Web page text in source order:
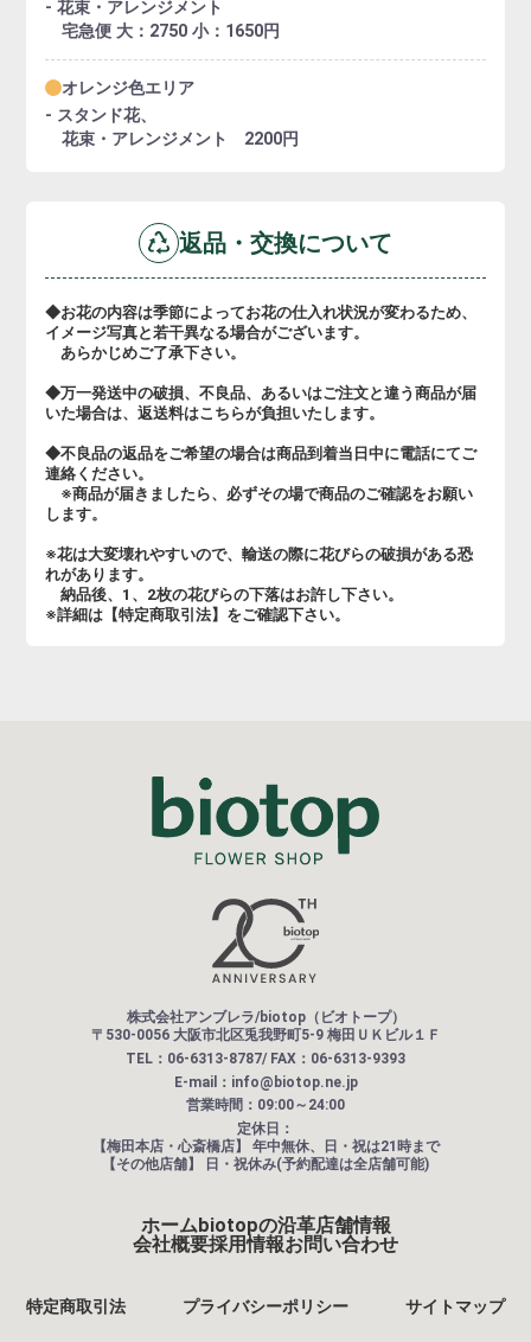
- 花束・アレンジメント
宅急便 大：2750 小：1650円
オレンジ色エリア
- スタンド花、
花束・アレンジメント 2200円
返品・交換について
◆お花の内容は季節によってお花の仕入れ状況が変わるため、
イメージ写真と若干異なる場合がございます。
あらかじめご了承下さい。
◆万一発送中の破損、不良品、あるいはご注文と違う商品が届
いた場合は、返送料はこちらが負担いたします。
◆不良品の返品をご希望の場合は商品到着当日中に電話にてご
連絡ください。
※商品が届きましたら、必ずその場で商品のご確認をお願い
します。
※花は大変壊れやすいので、輸送の際に花びらの破損がある恐
れがあります。
納品後、1、2枚の花びらの下落はお許し下さい。
※詳細は【特定商取引法】をご確認下さい。
株式会社アンブレラ/biotop（ビオトープ）
〒530-0056 大阪市北区兎我野町5-9 梅田ＵＫビル１Ｆ
TEL：06-6313-8787/ FAX：06-6313-9393
E-mail：info@biotop.ne.jp
営業時間：09:00～24:00
定休日：
【梅田本店・心斎橋店】 年中無休、日・祝は21時まで
【その他店舗】
日・祝休み(予約配達は全店舗可能)
ホームbiotopの沿革店舗情報
会社概要採用情報お問い合わせ
特定商取引法 プライバシーポリシー サイトマップ